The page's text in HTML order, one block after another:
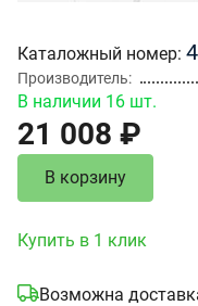
Каталожный номер
Производитель
В наличии 16 шт.
21 008 ₽
В корзину
Купить в 1 клик
Возможна